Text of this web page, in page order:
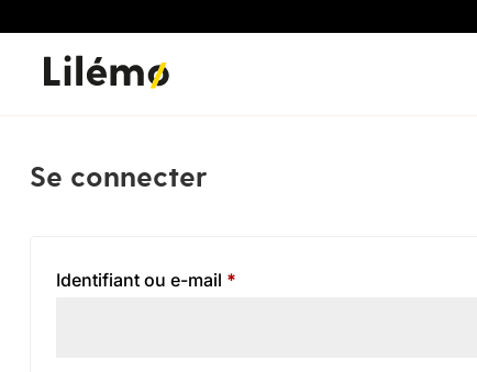
Se connecter
Identifiant ou e-mail *Obligatoire